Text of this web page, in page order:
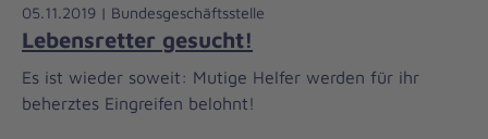
05.11.2019 | Bundesgeschäftsstelle
Lebensretter gesucht!
Es ist wieder soweit: Mutige Helfer werden für ihr
beherztes Eingreifen belohnt!